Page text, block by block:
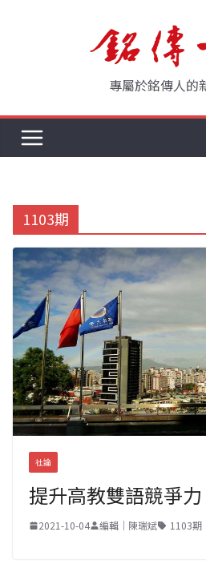
專屬於銘傳人的
1103期
社論
提升高教雙語競爭
2021-10-04 編輯｜陳瑞斌 1103期